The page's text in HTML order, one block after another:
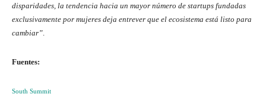
disparidades, la tendencia hacia un mayor número de startups fundadas
exclusivamente por mujeres deja entrever que el ecosistema está listo para
cambiar”
Fuentes:
South Summit